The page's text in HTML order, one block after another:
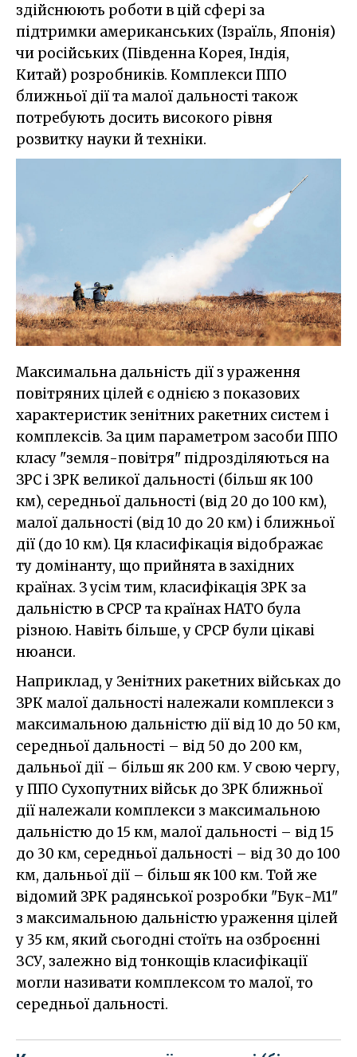
здійснюють роботи в цій сфері за
підтримки американських (Ізраїль, Японія)
чи російських (Південна Корея, Індія,
Китай) розробників. Комплекси ППО
ближньої дії та малої дальності також
потребують досить високого рівня
розвитку науки й техніки.
Максимальна дальність дії з ураження
повітряних цілей є однією з показових
характеристик зенітних ракетних систем і
комплексів. За цим параметром засоби ППО
класу "земля-повітря" підрозділяються на
ЗРС і ЗРК великої дальності (більш як 100
км), середньої дальності (від 20 до 100 км),
малої дальності (від 10 до 20 км) і ближньої
дії (до 10 км). Ця класифікація відображає
ту домінанту, що прийнята в західних
країнах. З усім тим, класифікація ЗРК за
дальністю в СРСР та країнах НАТО була
різною. Навіть більше, у СРСР були цікаві
нюанси.
Наприклад, у Зенітних ракетних військах до
ЗРК малої дальності належали комплекси з
максимальною дальністю дії від 10 до 50 км,
середньої дальності – від 50 до 200 км,
дальньої дії – більш як 200 км. У свою чергу,
у ППО Сухопутних військ до ЗРК ближньої
дії належали комплекси з максимальною
дальністю до 15 км, малої дальності – від 15
до 30 км, середньої дальності – від 30 до 100
км, дальньої дії – більш як 100 км. Той же
відомий ЗРК радянської розробки "Бук-М1"
з максимальною дальністю ураження цілей
у 35 км, який сьогодні стоїть на озброєнні
ЗСУ, залежно від тонкощів класифікації
могли називати комплексом то малої, то
середньої дальності.